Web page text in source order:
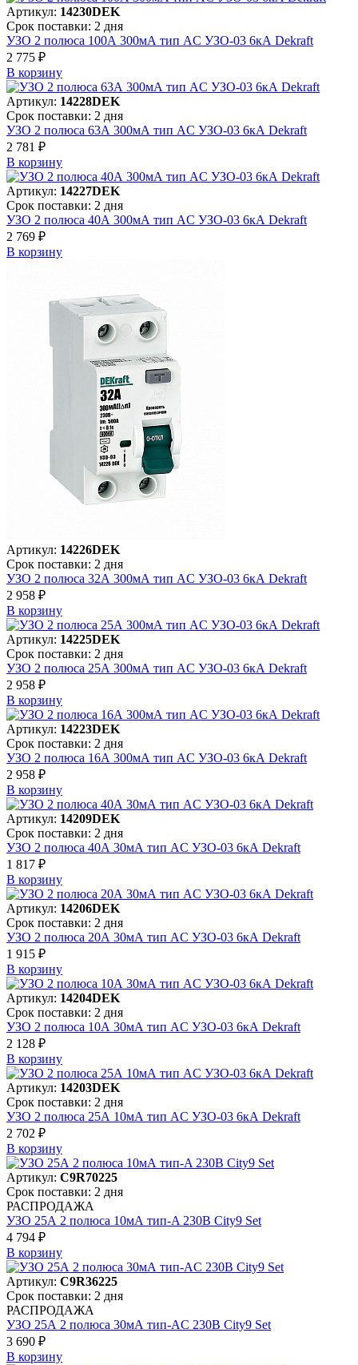
Артикул: 14230DEK
Срок поставки: 2 дня
УЗО 2 полюса 100А 300мА тип AC УЗО-03 6кА Dekraft
2 775 ₽
В корзинy
Артикул: 14228DEK
Срок поставки: 2 дня
УЗО 2 полюса 63А 300мА тип AC УЗО-03 6кА Dekraft
2 781 ₽
В корзинy
Артикул: 14227DEK
Срок поставки: 2 дня
УЗО 2 полюса 40А 300мА тип AC УЗО-03 6кА Dekraft
2 769 ₽
В корзинy
Артикул: 14226DEK
Срок поставки: 2 дня
УЗО 2 полюса 32А 300мА тип AC УЗО-03 6кА Dekraft
2 958 ₽
В корзинy
Артикул: 14225DEK
Срок поставки: 2 дня
УЗО 2 полюса 25А 300мА тип AC УЗО-03 6кА Dekraft
2 958 ₽
В корзинy
Артикул: 14223DEK
Срок поставки: 2 дня
УЗО 2 полюса 16А 300мА тип AC УЗО-03 6кА Dekraft
2 958 ₽
В корзинy
Артикул: 14209DEK
Срок поставки: 2 дня
УЗО 2 полюса 40А 30мА тип AC УЗО-03 6кА Dekraft
1 817 ₽
В корзинy
Артикул: 14206DEK
Срок поставки: 2 дня
УЗО 2 полюса 20А 30мА тип AC УЗО-03 6кА Dekraft
1 915 ₽
В корзинy
Артикул: 14204DEK
Срок поставки: 2 дня
УЗО 2 полюса 10А 30мА тип AC УЗО-03 6кА Dekraft
2 128 ₽
В корзинy
Артикул: 14203DEK
Срок поставки: 2 дня
УЗО 2 полюса 25А 10мА тип AC УЗО-03 6кА Dekraft
2 702 ₽
В корзинy
Артикул: C9R70225
Срок поставки: 2 дня
РАСПРОДАЖА
УЗО 25А 2 полюса 10мА тип-A 230В City9 Set
4 794 ₽
В корзинy
Артикул: C9R36225
Срок поставки: 2 дня
РАСПРОДАЖА
УЗО 25А 2 полюса 30мА тип-AC 230В City9 Set
3 690 ₽
В корзинy